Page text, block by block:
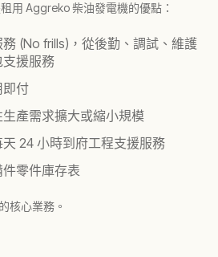
用 Aggreko 柴油發電機的優點：
(No frills)，從後勤、調試、維護
援服務
即付
產需求擴大或縮小規模
24 小時到府工程支援服務
零件庫存表
核心業務。